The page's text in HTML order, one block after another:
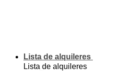
Lista de alquileres
Lista de alquileres